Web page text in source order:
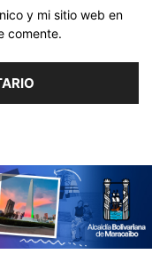
y mi sitio web en
comente.